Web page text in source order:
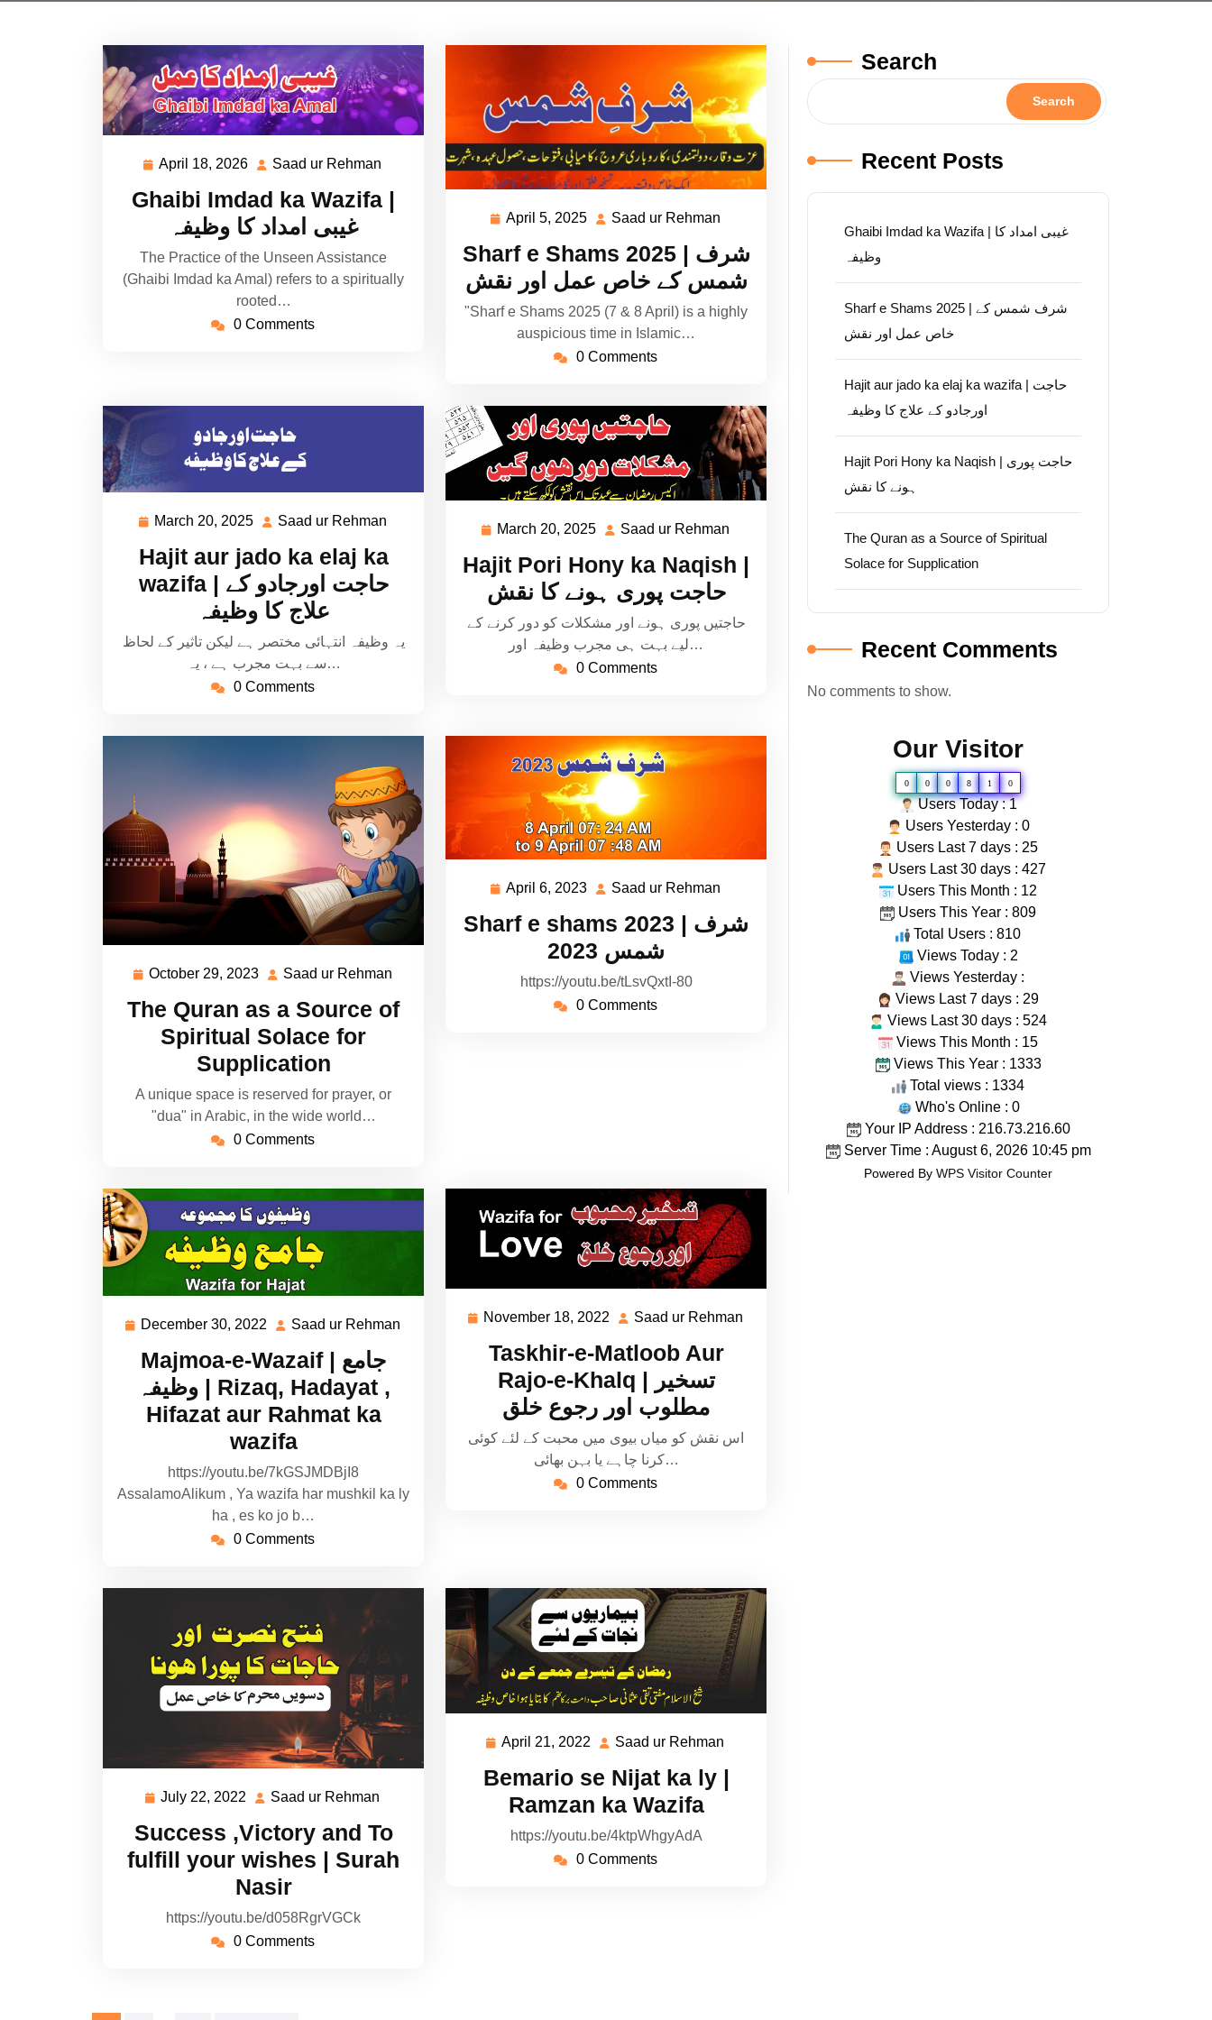
April 18, 2026 April
2026
Saad ur Rehman
Ghaibi Imdad ka Wazifa |
غیبی امداد کا وظیفہ
The Practice of the Unseen Assistance
(Ghaibi Imdad ka Amal) refers to a spiritually
rooted…
0 Comments
April 5, 2025 April
2025
Saad ur Rehman
Rehman
Sharf e Shams 2025 | شرف
شمس کے خاص عمل اور نقش
"Sharf e Shams 2025 (7 & 8 April) is a highly
auspicious time in Islamic…
0 Comments
March 20, 2025 March
2025
Saad ur Rehman
Rehman
Hajit aur jado ka elaj ka
wazifa | حاجت اورجادو کے
علاج کا وظیفہ
یہ وظیفہ انتہائی مختصر ہے لیکن تاثیر کے لحاظ
سے بہت مجرب ہے ، یہ…
0 Comments
March 20, 2025 March
2025
Saad ur Rehman
Rehman
Hajit Pori Hony ka Naqish |
حاجت پوری ہونے کا نقش
حاجتیں پوری ہونے اور مشکلات کو دور کرنے کے
لیے بہت ہی مجرب وظیفہ اور…
0 Comments
October 29, 2023 October
2023
Saad ur Rehman
Rehman
The Quran as a Source of
Spiritual Solace for
Supplication
A unique space is reserved for prayer, or
"dua" in Arabic, in the wide world…
0 Comments
April 6, 2023 April
2023
Saad ur Rehman
Rehman
Sharf e shams 2023 | شرف
شمس 2023
https://youtu.be/tLsvQxtI-80
0 Comments
December 30, 2022 December
2022
Saad ur Rehman
Majmoa-e-Wazaif | جامع
وظیفہ | Rizaq, Hadayat ,
Hifazat aur Rahmat ka
wazifa
https://youtu.be/7kGSJMDBjI8
AssalamoAlikum , Ya wazifa har mushkil ka ly
ha , es ko jo b…
0 Comments
November 18, 2022 November
2022
Saad ur Rehman
Taskhir-e-Matloob Aur
Rajo-e-Khalq | تسخیر
مطلوب اور رجوع خلق
اس نقش کو میاں بیوی میں محبت کے لئے کوئی
کرنا چاہے یا بہن بھائی…
0 Comments
July 22, 2022
July
2022
Saad ur Rehman
Rehman
Success ,Victory and To
fulfill your wishes | Surah
Nasir
https://youtu.be/d058RgrVGCk
0 Comments
April 21, 2022
April
2022
Saad ur Rehman
Bemario se Nijat ka ly |
Ramzan ka Wazifa
https://youtu.be/4ktpWhgyAdA
0 Comments
Search
Search
Recent Posts
Ghaibi Imdad ka Wazifa | غیبی امداد کا
وظیفہ
Sharf e Shams 2025 | شرف شمس کے
خاص عمل اور نقش
Hajit aur jado ka elaj ka wazifa | حاجت
اورجادو کے علاج کا وظیفہ
Hajit Pori Hony ka Naqish | حاجت پوری
ہونے کا نقش
The Quran as a Source of Spiritual
Solace for Supplication
Recent Comments
No comments to show.
Our Visitor
0 0 0 8 1 0
Users Today : 1
Users Yesterday : 0
Users Last 7 days : 25
Users Last 30 days : 427
Users This Month : 12
Users This Year : 809
Total Users : 810
Views Today : 2
Views Yesterday :
Views Last 7 days : 29
Views Last 30 days : 524
Views This Month : 15
Views This Year : 1333
Total views : 1334
Who's Online : 0
Your IP Address : 216.73.216.60
Server Time : August 6, 2026 10:45 pm
Powered By WPS Visitor Counter